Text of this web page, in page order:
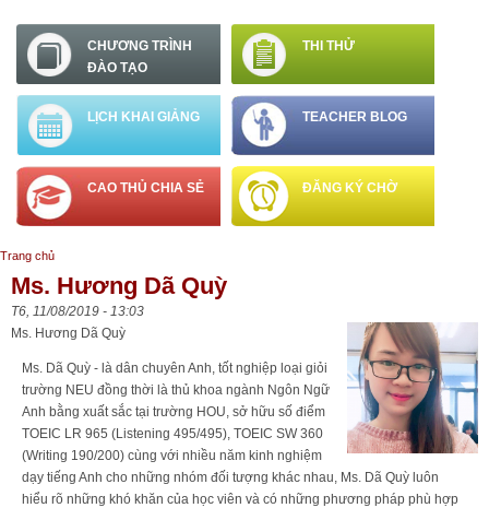
CHƯƠNG TRÌNH
ĐÀO TẠO
THI THỬ
LỊCH KHAI GIẢNG TEACHER BLOG
CAO THỦ CHIA SẺ ĐĂNG KÝ CHỜ
Bạn đang ở đây
Trang chủ
Ms. Hương Dã Quỳ
T6, 11/08/2019 - 13:03
Ms. Hương Dã Quỳ
Ms. Dã Quỳ - là dân chuyên Anh, tốt nghiệp loại giỏi
trường NEU đồng thời là thủ khoa ngành Ngôn Ngữ
Anh bằng xuất sắc tại trường HOU, sở hữu số điểm
TOEIC LR 965 (Listening 495/495), TOEIC SW 360
(Writing 190/200) cùng với nhiều năm kinh nghiệm
dạy tiếng Anh cho những nhóm đối tượng khác nhau, Ms. Dã Quỳ luôn
hiểu rõ những khó khăn của học viên và có những phương pháp phù hợp